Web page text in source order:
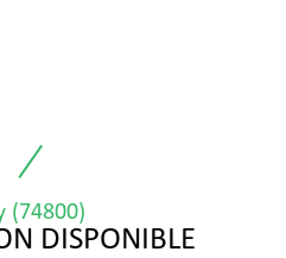
(74800)
DISPONIBLE